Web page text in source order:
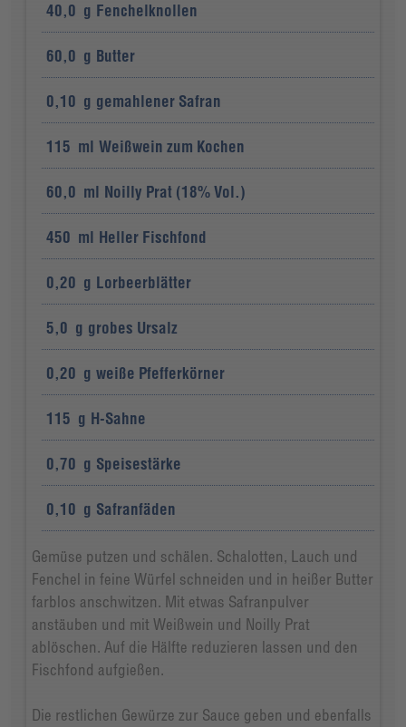
40,0 g Fenchelknollen
60,0 g Butter
0,10 g gemahlener Safran
115 ml Weißwein zum Kochen
60,0 ml Noilly Prat (18% Vol.)
450 ml Heller Fischfond
0,20 g Lorbeerblätter
5,0 g grobes Ursalz
0,20 g weiße Pfefferkörner
115 g H-Sahne
0,70 g Speisestärke
0,10 g Safranfäden
Gemüse putzen und schälen. Schalotten, Lauch und
Fenchel in feine Würfel schneiden und in heißer Butter
farblos anschwitzen. Mit etwas Safranpulver
anstäuben und mit Weißwein und Noilly Prat
ablöschen. Auf die Hälfte reduzieren lassen und den
Fischfond aufgießen.
Die restlichen Gewürze zur Sauce geben und ebenfalls